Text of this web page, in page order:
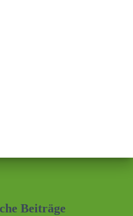
Beiträge